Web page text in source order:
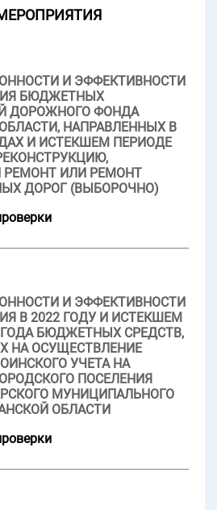
И ЭФФЕКТИВНОСТИ
БЮДЖЕТНЫХ
ДОРОЖНОГО ФОНДА
НАПРАВЛЕННЫХ В
И ИСТЕКШЕМ ПЕРИОДЕ
РЕМОНТ ИЛИ РЕМОНТ
ДОРОГ (ВЫБОРОЧНО)
И ЭФФЕКТИВНОСТИ
В 2022 ГОДУ И ИСТЕКШЕМ
ГОДА БЮДЖЕТНЫХ СРЕДСТВ,
НА ОСУЩЕСТВЛЕНИЕ
УЧЕТА НА
ПОСЕЛЕНИЯ
МУНИЦИПАЛЬНОГО
ОБЛАСТИ